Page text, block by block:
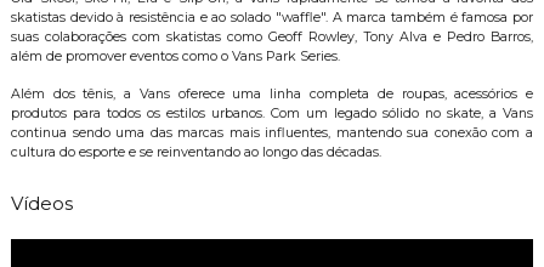
skatistas devido à resistência e ao solado "waffle". A marca também é famosa por
suas colaborações com skatistas como Geoff Rowley, Tony Alva e Pedro Barros,
além de promover eventos como o Vans Park Series.
Além dos tênis, a Vans oferece uma linha completa de roupas, acessórios e
produtos para todos os estilos urbanos. Com um legado sólido no skate, a Vans
continua sendo uma das marcas mais influentes, mantendo sua conexão com a
cultura do esporte e se reinventando ao longo das décadas.
Vídeos